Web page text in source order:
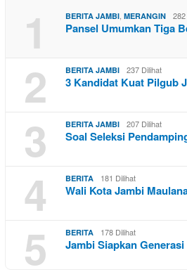
1 BERITA JAMBI, MERANGIN
Pansel Umumkan Tiga
2 BERITA JAMBI 237 Dilihat
3 Kandidat Kuat Pilgub
3 BERITA JAMBI 207 Dilihat
Soal Seleksi
4 BERITA 181 Dilihat
Wali Kota Jambi
5 BERITA 178 Dilihat
Jambi Siapkan